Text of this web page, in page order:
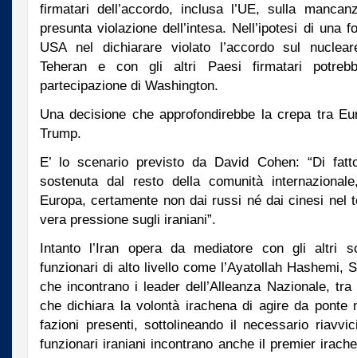
firmatari dell’accordo, inclusa l’UE, sulla
presunta violazione dell’intesa. Nell’ipotesi di una
USA nel dichiarare violato l’accordo sul
Teheran e con gli altri Paesi firmatari
partecipazione di Washington.
Una decisione che approfondirebbe la crepa tra
Trump.
E’ lo scenario previsto da David Cohen: “Di
sostenuta dal resto della comunità
Europa, certamente non dai russi né dai cinesi nel
vera pressione sugli iraniani”.
Intanto l’Iran opera da mediatore con gli altri
funzionari di alto livello come l’Ayatollah Hashemi,
che incontrano i leader dell’Alleanza Nazionale,
che dichiara la volontà irachena di agire da ponte
fazioni presenti, sottolineando il necessario
funzionari iraniani incontrano anche il premier